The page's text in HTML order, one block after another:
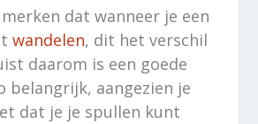
dat wanneer je een
wandelen, dit het verschil
daarom is een goede
belangrijk, aangezien je
dat je je spullen kunt